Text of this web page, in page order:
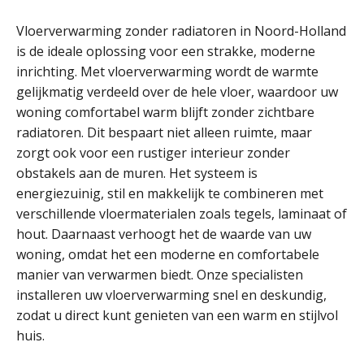
Vloerverwarming zonder radiatoren in Noord-Holland
is de ideale oplossing voor een strakke, moderne
inrichting. Met vloerverwarming wordt de warmte
gelijkmatig verdeeld over de hele vloer, waardoor uw
woning comfortabel warm blijft zonder zichtbare
radiatoren. Dit bespaart niet alleen ruimte, maar
zorgt ook voor een rustiger interieur zonder
obstakels aan de muren. Het systeem is
energiezuinig, stil en makkelijk te combineren met
verschillende vloermaterialen zoals tegels, laminaat of
hout. Daarnaast verhoogt het de waarde van uw
woning, omdat het een moderne en comfortabele
manier van verwarmen biedt. Onze specialisten
installeren uw vloerverwarming snel en deskundig,
zodat u direct kunt genieten van een warm en stijlvol
huis.